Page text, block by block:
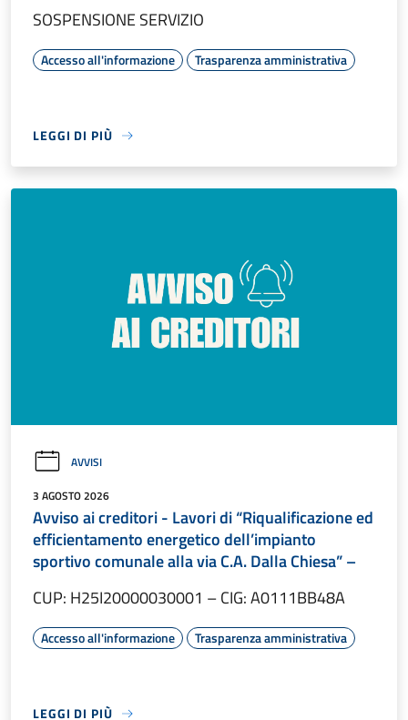
SOSPENSIONE SERVIZIO
Accesso all'informazione Trasparenza amministrativa
LEGGI DI PIÙ
AVVISI
3 AGOSTO 2026
Avviso ai creditori - Lavori di “Riqualificazione ed
efficientamento energetico dell’impianto
sportivo comunale alla via C.A. Dalla Chiesa” –
CUP: H25I20000030001 – CIG: A0111BB48A
Accesso all'informazione Trasparenza amministrativa
LEGGI DI PIÙ